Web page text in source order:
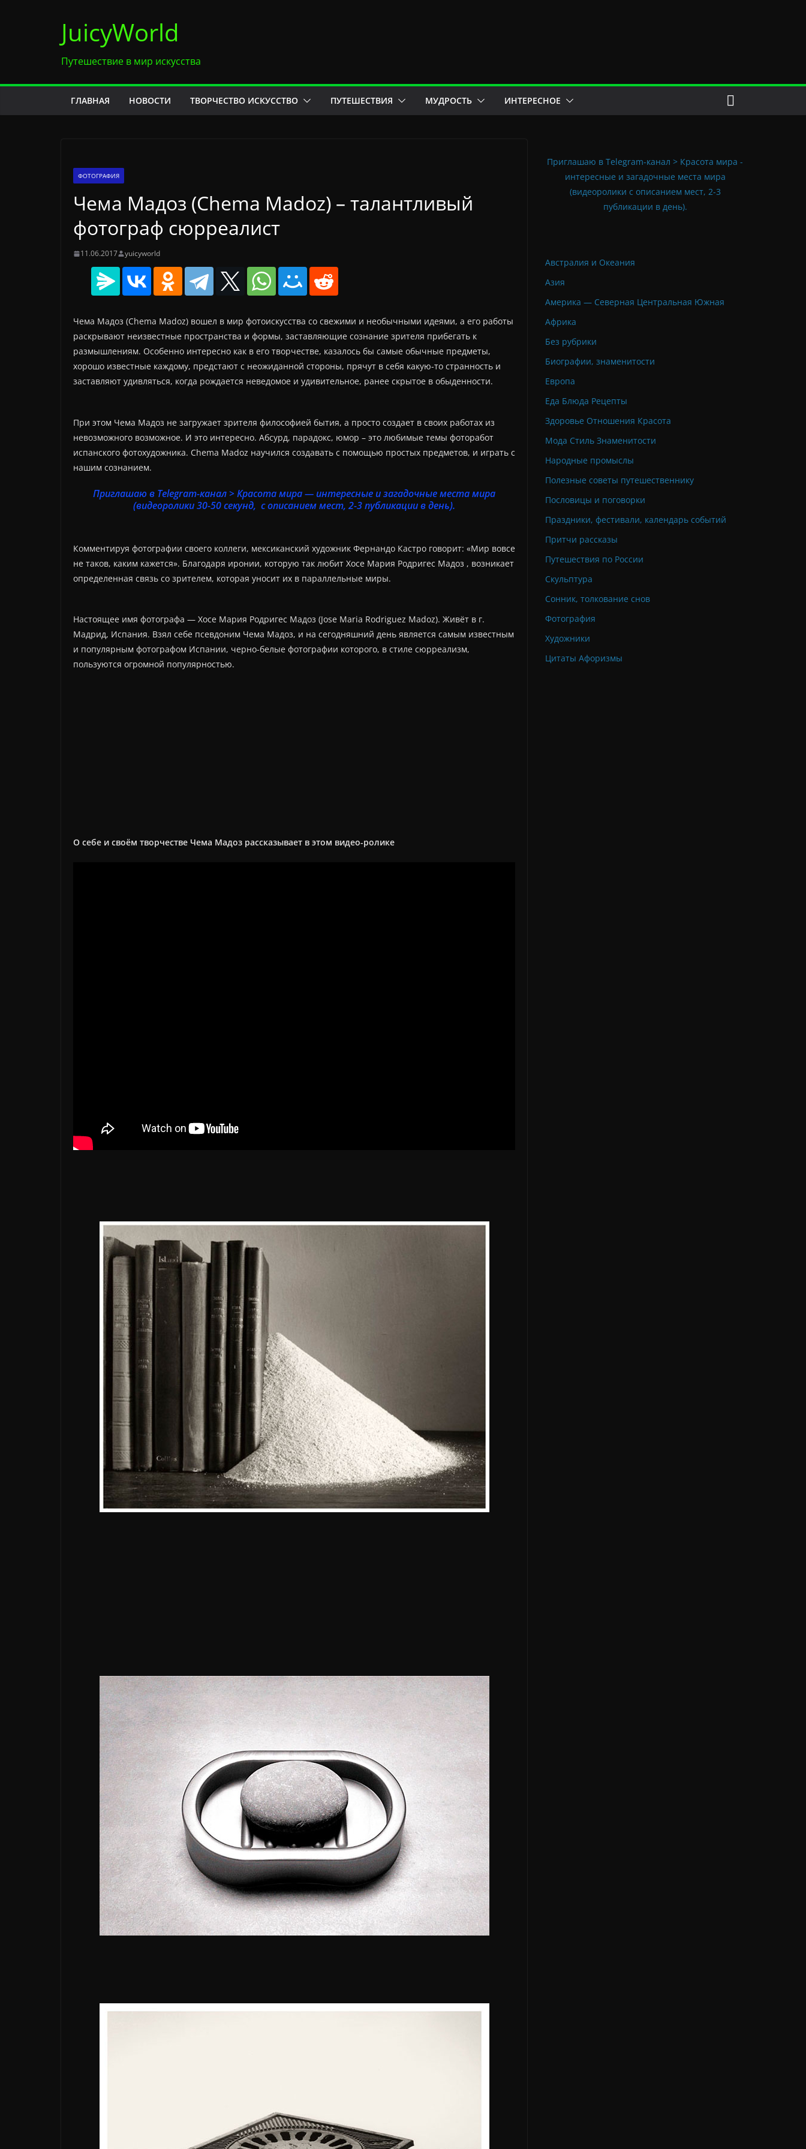
содержимомуJuicyWorld
Путешествие в мир искусства
ГЛАВНАЯ НОВОСТИ ТВОРЧЕСТВО ИСКУССТВО ПУТЕШЕСТВИЯ МУДРОСТЬ ИНТЕРЕСНОЕ
ФОТОГРАФИЯ
Чема Мадоз (Chema Madoz) – талантливый
фотограф сюрреалист
11.06.2017 yuicyworld
Чема Мадоз (Chema Madoz) вошел в мир фотоискусства со свежими и необычными идеями, а его работы
раскрывают неизвестные пространства и формы, заставляющие сознание зрителя прибегать к
размышлениям. Особенно интересно как в его творчестве, казалось бы самые обычные предметы,
хорошо известные каждому, предстают с неожиданной стороны, прячут в себя какую-то странность и
заставляют удивляться, когда рождается неведомое и удивительное, ранее скрытое в обыденности.
При этом Чема Мадоз не загружает зрителя философией бытия, а просто создает в своих работах из
невозможного возможное. И это интересно. Абсурд, парадокс, юмор – это любимые темы фоторабот
испанского фотохудожника. Chema Madoz научился создавать с помощью простых предметов, и играть с
нашим сознанием.
Приглашаю в Telegram-канал > Красота мира — интересные и загадочные места мира
(видеоролики 30-50 секунд, с описанием мест, 2-3 публикации в день).
Комментируя фотографии своего коллеги, мексиканский художник Фернандо Кастро говорит: «Мир вовсе
не таков, каким кажется». Благодаря иронии, которую так любит Хосе Мария Родригес Мадоз , возникает
определенная связь со зрителем, которая уносит их в параллельные миры.
Настоящее имя фотографа — Хосе Мария Родригес Мадоз (Jose Maria Rodriguez Madoz). Живёт в г.
Мадрид, Испания. Взял себе псевдоним Чема Мадоз, и на сегодняшний день является самым известным
и популярным фотографом Испании, черно-белые фотографии которого, в стиле сюрреализм,
пользуются огромной популярностью.
О себе и своём творчестве Чема Мадоз рассказывает в этом видео-ролике
Приглашаю в Telegram-канал > Красота мира -
интересные и загадочные места мира
(видеоролики с описанием мест, 2-3
публикации в день).
Австралия и Океания
Азия
Америка — Северная Центральная Южная
Африка
Без рубрики
Биографии, знаменитости
Европа
Еда Блюда Рецепты
Здоровье Отношения Красота
Мода Стиль Знаменитости
Народные промыслы
Полезные советы путешественнику
Пословицы и поговорки
Праздники, фестивали, календарь событий
Притчи рассказы
Путешествия по России
Скульптура
Сонник, толкование снов
Фотография
Художники
Цитаты Афоризмы